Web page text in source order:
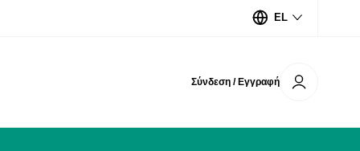
EL
Σύνδεση / Εγγραφή